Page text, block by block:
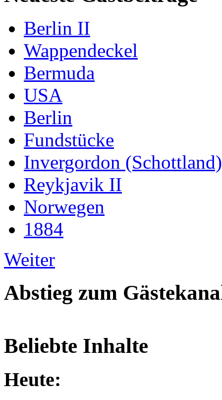
Berlin II
Wappendeckel
Bermuda
USA
Berlin
Fundstücke
Invergordon (Schottland)
Reykjavik II
Norwegen
1884
Weiter
Abstieg zum
Beliebte Inhalte
Heute: